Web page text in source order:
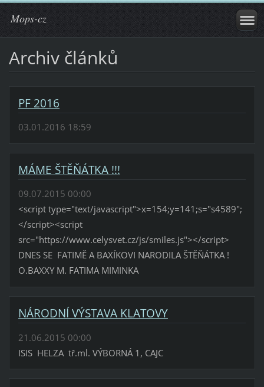
Mops-cz
Archiv článků
PF 2016
03.01.2016 18:59
MÁME ŠTĚŇÁTKA !!!
09.07.2015 00:00
<script type="text/javascript">x=154;y=141;s="s4589";
</script><script
src="https://www.celysvet.cz/js/smiles.js"></script>
DNES SE FATIMĚ A BAXÍKOVI NARODILA ŠTĚŇÁTKA !
O.BAXXY M. FATIMA MIMINKA
NÁRODNÍ VÝSTAVA KLATOVY
21.06.2015 00:00
ISIS HELZA tř.ml. VÝBORNÁ 1, CAJC